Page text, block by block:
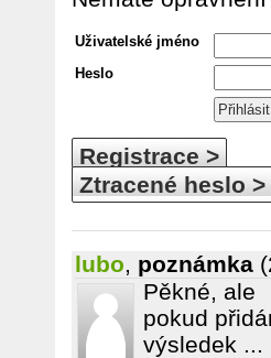
Uživatelské jméno
Heslo
Registrace >
Ztracené heslo >
lubo, poznámka
Pěkné, ale
pokud
výsledek ...